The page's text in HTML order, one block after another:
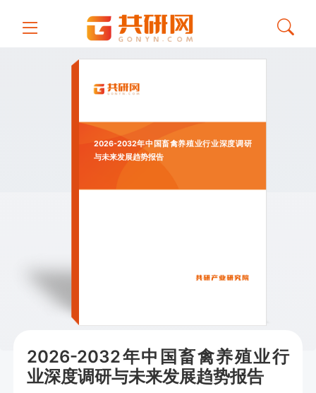
2026-2032年中国畜禽养殖业行业深度调研
与未来发展趋势报告
2026-2032年中国畜禽养殖业行
业深度调研与未来发展趋势报告